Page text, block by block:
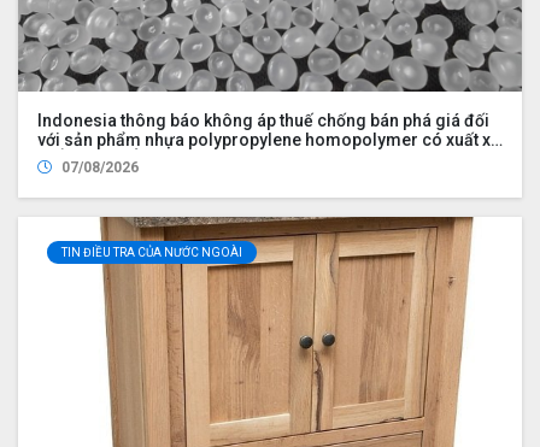
Indonesia thông báo không áp thuế chống bán phá giá đối
với sản phẩm nhựa polypropylene homopolymer có xuất xứ
từ Ả Rập Xê Út, Malaysia, Trung Quốc, Philippines, Hàn
Quốc, Singapore, Thái Lan và Việt Nam
07/08/2026
TIN ĐIỀU TRA CỦA NƯỚC NGOÀI